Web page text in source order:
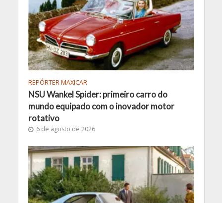
REPÓRTER MAXICAR
NSU Wankel Spider: primeiro carro do
mundo equipado com o inovador motor
rotativo
6 de agosto de 2026